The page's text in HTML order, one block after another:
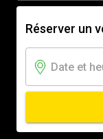
Réserver un